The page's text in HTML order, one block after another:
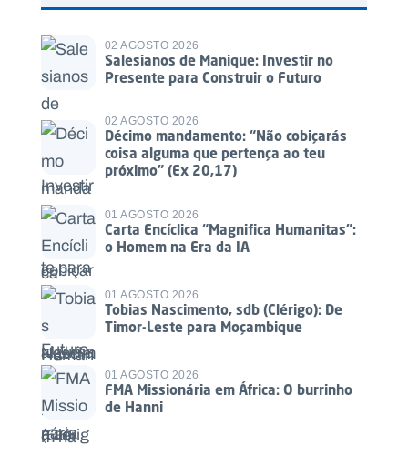
02 AGOSTO 2026
Salesianos de Manique: Investir no
Presente para Construir o Futuro
02 AGOSTO 2026
Décimo mandamento: “Não cobiçarás
coisa alguma que pertença ao teu
próximo” (Ex 20,17)
01 AGOSTO 2026
Carta Encíclica “Magnifica Humanitas”:
o Homem na Era da IA
01 AGOSTO 2026
Tobias Nascimento, sdb (Clérigo): De
Timor-Leste para Moçambique
01 AGOSTO 2026
FMA Missionária em África: O burrinho
de Hanni